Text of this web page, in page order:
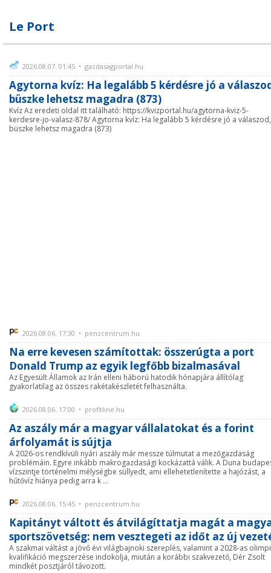
Le Port
2026.08.07. 01:45 • gazdasagportal.hu
Agytorna kvíz: Ha legalább 5 kérdésre jó a
büszke lehetsz magadra (873)
Kvíz Az eredeti oldal itt található: https://kvizportal.hu/agytorna-kviz-5-
kerdesre-jo-valasz-878/ Agytorna kvíz: Ha legalább 5 kérdésre jó a válaszod,
büszke lehetsz magadra (873)
2026.08.06. 17:30 • penzcentrum.hu
Na erre kevesen számítottak: összerúgta a port
Donald Trump az egyik legfőbb bizalmasával
Az Egyesült Államok az Irán elleni háború hatodik hónapjára állítólag
gyakorlatilag az összes rakétakészletét felhasználta.
2026.08.06. 17:00 • profitline.hu
Az aszály már a magyar vállalatokat és a forint
árfolyamát is sújtja
A 2026-os rendkívüli nyári aszály már messze túlmutat a mezőgazdaság
problémáin. Egyre inkább makrogazdasági kockázattá válik. A Duna
vízszintje történelmi mélységbe süllyedt, ami ellehetetlenítette a hajózást, a
hűtővíz hiánya pedig arra k ...
2026.08.06. 15:45 • penzcentrum.hu
Kapitányt váltott és átvilágíttatja magát a
sportszövetség: nem vesztegeti az időt az új
A szakmai váltást a jövő évi világbajnoki szereplés, valamint a 2028-as
kvalifikáció megszerzése indokolja, miután a korábbi szakvezető, Dér Zsolt
mindkét posztjáról távozott.